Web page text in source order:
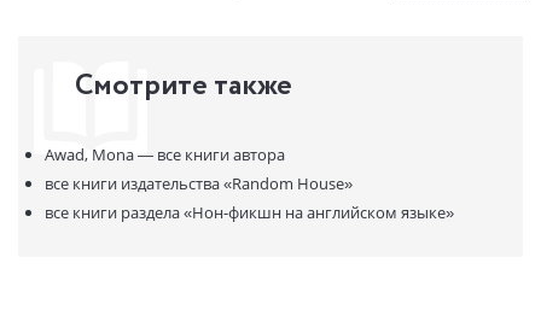
MFA program at New England's Warren University. A scholarship
cohort a clique of unbearably twee rich girls who call each ot
Смотрите также
Awad, Mona — все книги автора
все книги издательства«Random House»
все книги раздела«Нон-фикшн на английском языке»